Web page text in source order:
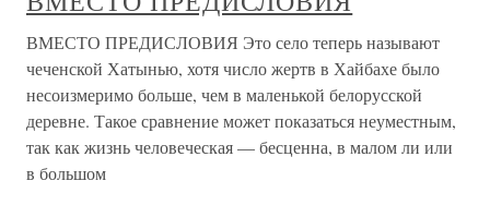
ВМЕСТО ПРЕДИСЛОВИЯ Это село теперь называют
чеченской Хатынью, хотя число жертв в Хайбахе было
несоизмеримо больше, чем в маленькой белорусской
деревне. Такое сравнение может показаться неуместным,
так как жизнь человеческая — бесценна, в малом ли или
в большом